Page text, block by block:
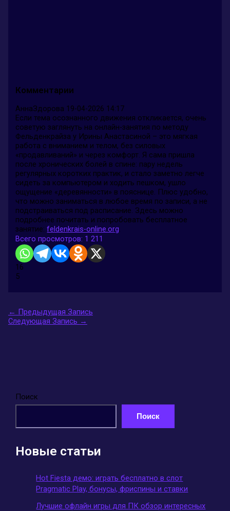
Комментарии
АннаЗдорова 19-04-2026 14:17
Если тема осознанного движения откликается, очень
советую заглянуть на онлайн‑занятия по методу
Фельденкрайза у Ирины Анастасиной – это мягкая
работа с вниманием и телом, без силовых
«продавливаний» и через комфорт. Я сама пришла
после хронических болей в спине: пару недель
регулярных коротких практик, и стало заметно легче
сидеть за компьютером и ходить пешком, ушло
ощущение «деревянности» в пояснице. Плюс удобно,
что можно заниматься в любое время по записи, а не
подстраиваться под расписание. Здесь можно
подробнее почитать и попробовать бесплатное
занятие:feldenkrais-online.org.
Всего просмотров: 1 211
16
5
← Предыдущая Запись
Следующая Запись →
Поиск
Поиск
Новые статьи
Hot Fiesta демо: играть бесплатно в слот
Pragmatic Play, бонусы, фриспины и ставки
Лучшие офлайн игры для ПК обзор интересных